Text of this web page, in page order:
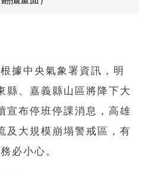
據中央氣象署資訊，明
縣、嘉義縣山區將降下大
宣布停班停課消息，高雄
及大規模崩塌警戒區，有
必小心。